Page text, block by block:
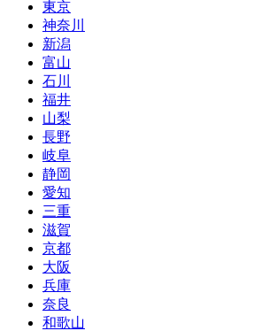
東京
神奈川
新潟
富山
石川
福井
山梨
長野
岐阜
静岡
愛知
三重
滋賀
京都
大阪
兵庫
奈良
和歌山